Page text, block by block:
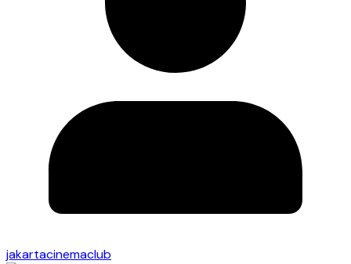
jakartacinemaclub